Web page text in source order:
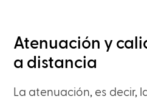
Atenuación y
a distancia
La atenuación, es decir,